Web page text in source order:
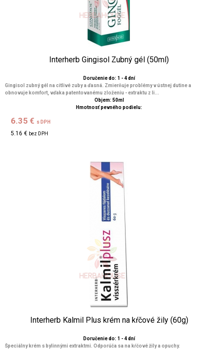
Interherb Gingisol Zubný gél (50ml)
Doručenie do: 1 - 4 dní
Gingisol zubný gél na citlivé zuby a ďasná. Zmierňuje problémy v ústnej dutine a
obnovuje komfort, vďaka patentovanému zloženiu - extraktu z li...
Objem: 50ml
Hmotnosť pevného podielu:
6.35 € s DPH
5.16 € bez DPH
Interherb Kalmil Plus krém na kŕčové žily (60g)
Doručenie do: 1 - 4 dní
Špeciálny krém s bylinnými extraktmi. Odporúča sa na kŕčové žily a opuchy.